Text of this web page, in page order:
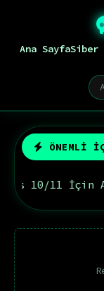
Ana SayfaSiber
ÖNEMLİ
Adım